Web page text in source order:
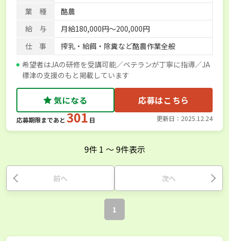
業 種
酪農
給 与
月給180,000円～200,000円
仕 事
搾乳・給餌・除糞など酪農作業全般
希望者はJAの研修を受講可能／ベテランが丁寧に指導／JA
標津の支援のもと掲載しています
気になる 応募はこちら
応募期限まであと 301 日 更新日：2025.12.24
9件 1 〜9件表示
前へ 次へ
1